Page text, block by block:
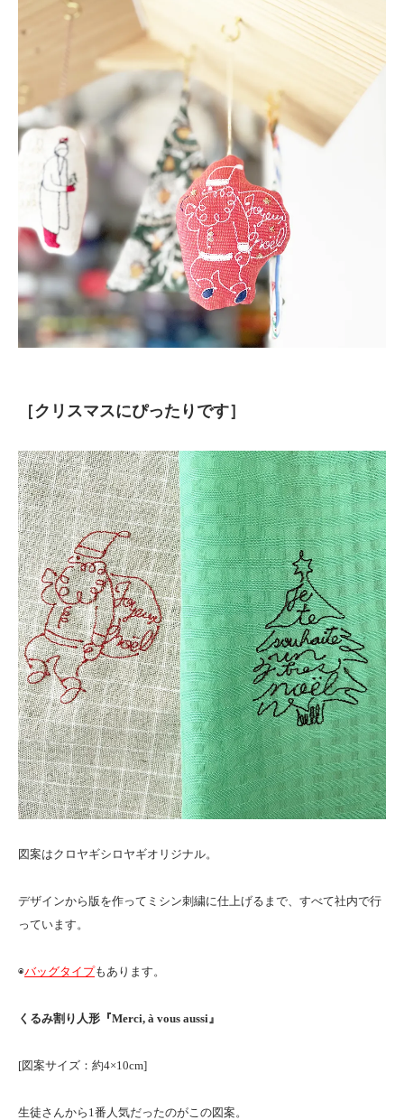
［クリスマスにぴったりです］
図案はクロヤギシロヤギオリジナル。
デザインから版を作ってミシン刺繍に仕上げるまで、すべて社内で行
っています。
◉バッグタイプもあります。
くるみ割り人形『Merci, à vous aussi』
[図案サイズ：約4×10cm]
生徒さんから1番人気だったのがこの図案。